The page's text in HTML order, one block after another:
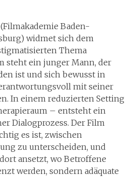
Baden-
widmet sich dem
Thema
steht ein junger Mann, der
ist und sich bewusst in
mit seiner
In einem reduzierten Setting
– entsteht ein
Dialogprozess. Der Film
es ist, zwischen
zu unterscheiden, und
ansetzt, wo Betroffene
werden, sondern adäquate